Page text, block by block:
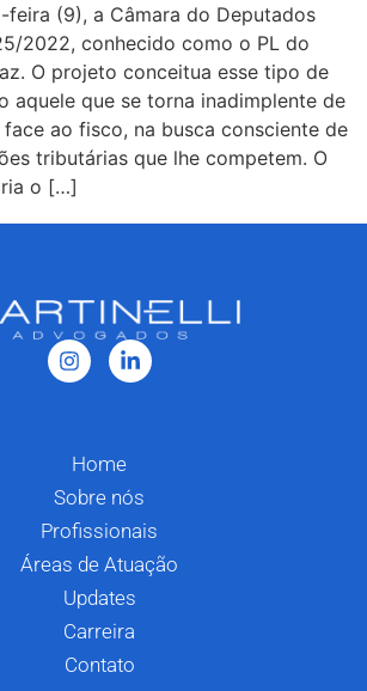
feira (9), a Câmara do Deputados
2022, conhecido como o PL do
O projeto conceitua esse tipo de
aquele que se torna inadimplente de
ao fisco, na busca consciente de
tributárias que lhe competem. O
o […]
Home
Sobre nós
Profissionais
Áreas de Atuação
Updates
Carreira
Contato